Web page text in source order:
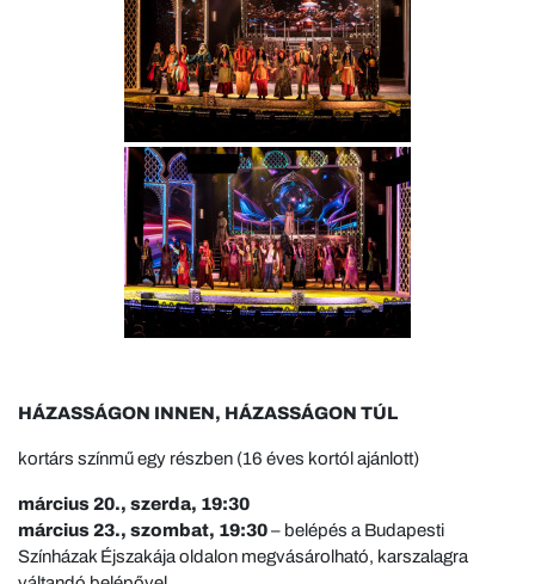
HÁZASSÁGON INNEN, HÁZASSÁGON TÚL
kortárs színmű egy részben (16 éves kortól ajánlott)
március 20., szerda, 19:30
március 23., szombat, 19:30– belépés a Budapesti
Színházak Éjszakája oldalon megvásárolható, karszalagra